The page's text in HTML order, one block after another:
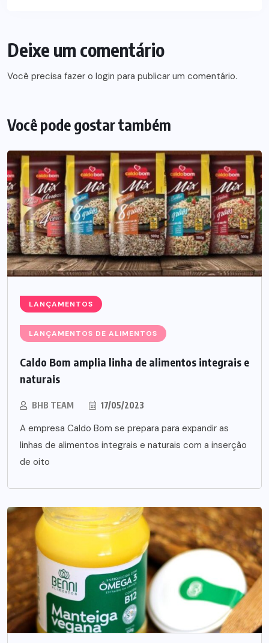
Deixe um comentário
Você precisa fazer o login para publicar um comentário.
Você pode gostar também
LANÇAMENTOS
LANÇAMENTOS DE ALIMENTOS
Caldo Bom amplia linha de alimentos integrais e
naturais
BHB TEAM 17/05/2023
A empresa Caldo Bom se prepara para expandir as
linhas de alimentos integrais e naturais com a inserção
de oito